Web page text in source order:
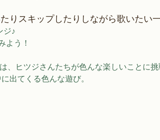
りスキップしたりしながら歌いたい一
ジ♪
よう！
は、ヒツジさんたちが色んな楽しいことに挑
出てくる色んな遊び。